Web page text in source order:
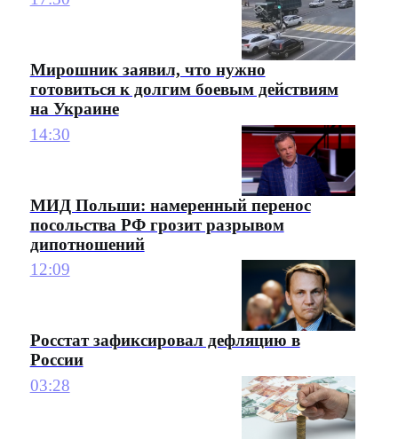
Мирошник заявил, что нужно
готовиться к долгим боевым действиям
на Украине
14:30
МИД Польши: намеренный перенос
посольства РФ грозит разрывом
дипотношений
12:09
Росстат зафиксировал дефляцию в
России
03:28